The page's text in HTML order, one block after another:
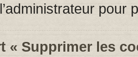
pour
« Supprimer les